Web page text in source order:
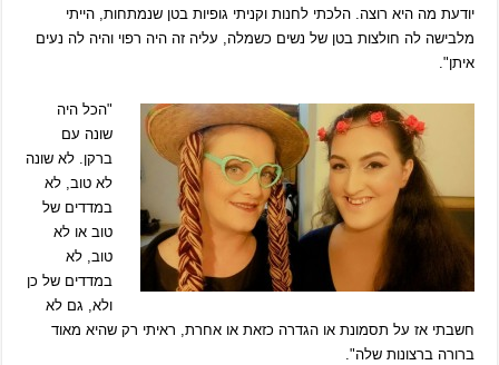
יודעת מה היא רוצה. הלכתי לחנות וקניתי גופיות בטן שנמתחות, הייתי
מלבישה לה חולצות בטן של נשים כשמלה, עליה זה היה רפוי והיה לה נעים
איתן".
"הכל היה
שונה עם
ברקן. לא שונה
לא טוב, לא
במדדים של
טוב או לא
טוב, לא
במדדים של כן
ולא, גם לא
חשבתי אז על תסמונת או הגדרה כזאת או אחרת, ראיתי רק שהיא מאוד
ברורה ברצונות שלה".